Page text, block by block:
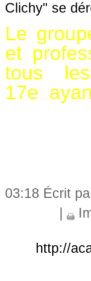
Clichy" se
Le
et
tous
17e
03:18 Écrit
http://